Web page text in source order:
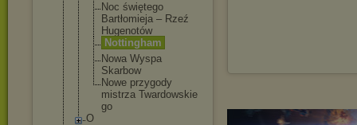
Noc świętego
Bartłomieja ‒ Rzeź
Hugenotów
Nottingham
Nowa Wyspa
Skarbow
Nowe przygody
mistrza Twardowskie
go
O